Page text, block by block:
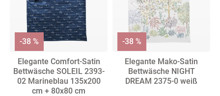
Elegante Comfort-Satin
Bettwäsche SOLEIL 2393-
02 Marineblau 135x200
cm + 80x80 cm
-38 %
Elegante Mako-Satin
Bettwäsche NIGHT
DREAM 2375-0 weiß
-38 %